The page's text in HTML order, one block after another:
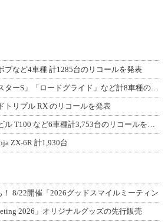
ブなど4車種 計1285台のリコールを発表
トリプル RX のリコールを発表
ZX-6R 計1,930台
8/22開催「2026グッドスマイルミーティン
2026」オリジナルグッズの先行販売